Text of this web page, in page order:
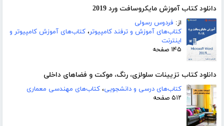
دانلود کتاب آموزش مایکروسافت ورد 2019
از: فردوس رسولی
کتاب‌های آموزش و ترفند کامپیوتر، کتاب‌های آموزش کامپیوتر و
اینترنت
۱۴۵ صفحه
دانلود کتاب تزیینات سلولزی، رنگ، موکت و فضاهای داخلی
کتاب‌های درسی و دانشجویی، کتاب‌های مهندسی معماری
۵۱۲ صفحه